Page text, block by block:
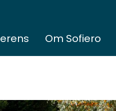
Om Sofiero